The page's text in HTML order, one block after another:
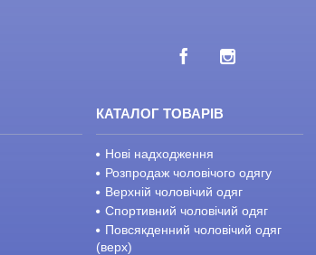
КАТАЛОГ ТОВАРІВ
Нові надходження
Розпродаж чоловічого одягу
Верхній чоловічий одяг
Спортивний чоловічий одяг
Повсякденний чоловічий одяг
(верх)